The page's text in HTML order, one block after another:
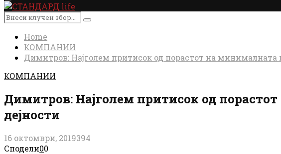
Primary
Menu
Search
for:
Search
Home
КОМПАНИИ
Димитров: Најголем притисок од порастот на минималната
КОМПАНИИ
Димитров: Најголем притисок од
дејности
16 октомври, 2019394
Сподели00